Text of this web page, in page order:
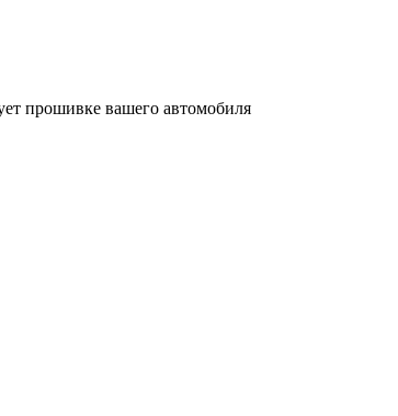
прошивке вашего автомобиля